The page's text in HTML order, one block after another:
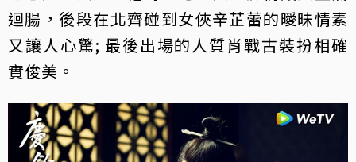
迴腸，後段在北齊碰到女俠辛芷蕾的曖昧情素
又讓人心驚; 最後出場的人質肖戰古裝扮相確
實俊美。